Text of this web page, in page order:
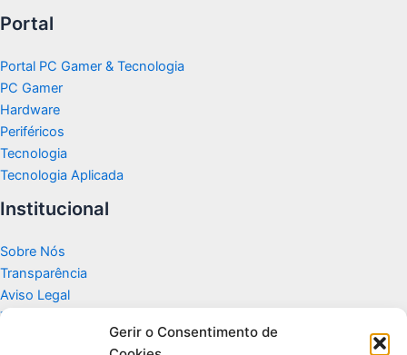
Gerir o Consentimento de
Portal
Portal PC Gamer & Tecnologia
PC Gamer
Hardware
Periféricos
Tecnologia
Tecnologia Aplicada
Institucional
Sobre Nós
Transparência
Aviso Legal
Termos de Uso
Politicas de Privacidade e Cookies